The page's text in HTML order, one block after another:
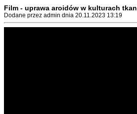
Film - uprawa aroidów w kulturach
Dodane przez admin dnia 20.11.2023 13:19